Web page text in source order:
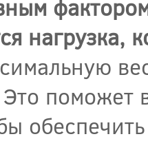
нагрузка,
Это